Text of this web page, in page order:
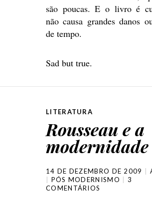
são poucas. E o livro é
não causa grandes danos
de tempo.
Sad but true.
LITERATURA
Rousseau e a
modernidade
14 DE DEZEMBRO DE 2009
PÓS MODERNISMO
3
COMENTÁRIOS